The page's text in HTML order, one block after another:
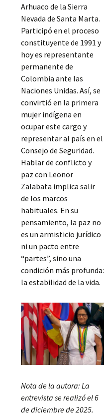
Arhuaco de la Sierra
Nevada de Santa Marta.
Participó en el proceso
constituyente de 1991 y
hoy es representante
permanente de
Colombia ante las
Naciones Unidas. Así, se
convirtió en la primera
mujer indígena en
ocupar este cargo y
representar al país en el
Consejo de Seguridad.
Hablar de conflicto y
paz con Leonor
Zalabata implica salir
de los marcos
habituales. En su
pensamiento, la paz no
es un armisticio jurídico
ni un pacto entre
“partes”, sino una
condición más profunda:
la estabilidad de la vida.
Nota de la autora: La
entrevista se realizó el 6
de diciembre de 2025.